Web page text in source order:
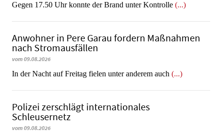
Gegen 17.50 Uhr konnte der Brand unter Kontrolle (...)
Anwohner in Pere Garau fordern Maßnahmen
nach Stromausfällen
vom 09.08.2026
In der Nacht auf Freitag fielen unter anderem auch (...)
Polizei zerschlägt internationales
Schleusernetz
vom 09.08.2026